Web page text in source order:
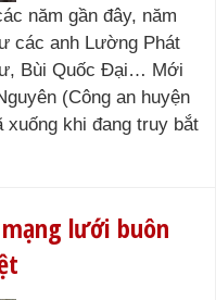
năm gần đây, năm
các anh Lường Phát
Bùi Quốc Đại… Mới
(Công an huyện
xuống khi đang truy bắt
lưới buôn